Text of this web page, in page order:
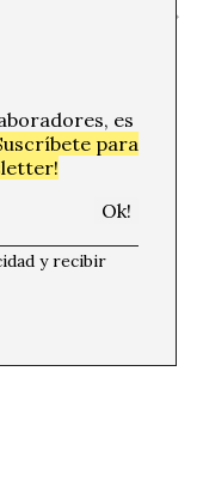
es
para
y recibir